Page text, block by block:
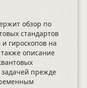
обзор по
стандартов
гироскопов на
описание
задачей прежде